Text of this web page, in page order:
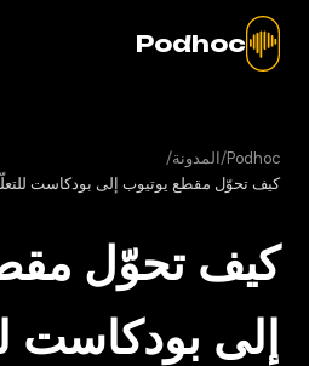
Podhoc
Podhoc
/ المدونة/
كيف تحوّل مقطع يوتيوب إلى بودكاست
كيف تحوّل
إلى بودكاست